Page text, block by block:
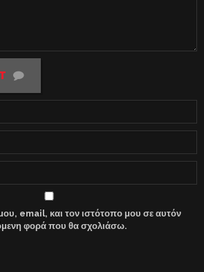
email, και τον ιστότοπο μου σε αυτόν
φορά που θα σχολιάσω.